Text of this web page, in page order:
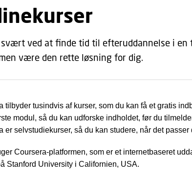
ved at finde tid til efteruddannelse i en
være den rette løsning for dig.
tilbyder tusindvis af kurser, som du kan få et gratis
modul, så du kan udforske indholdet, før du
er selvstudiekurser, så du kan studere, når det passer
Coursera-platformen, som er et internetbaseret
Stanford University i Californien, USA.